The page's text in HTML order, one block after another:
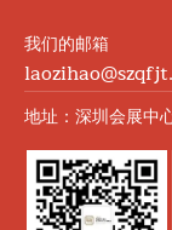
我们的邮箱
地址：深圳会展中